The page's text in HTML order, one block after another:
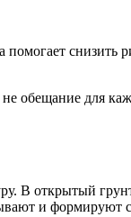
снизить
обещание для
В открытый
и формируют